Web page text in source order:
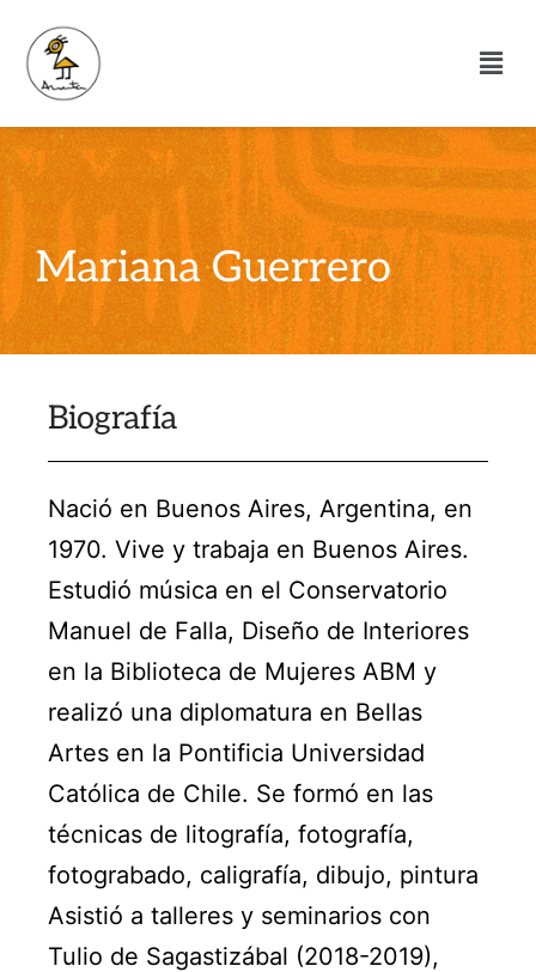
Mariana Guerrero
Biografía
Nació en Buenos Aires, Argentina, en
1970. Vive y trabaja en Buenos Aires.
Estudió música en el Conservatorio
Manuel de Falla, Diseño de Interiores
en la Biblioteca de Mujeres ABM y
realizó una diplomatura en Bellas
Artes en la Pontificia Universidad
Católica de Chile. Se formó en las
técnicas de litografía, fotografía,
fotograbado, caligrafía, dibujo, pintura
Asistió a talleres y seminarios con
Tulio de Sagastizábal (2018-2019),